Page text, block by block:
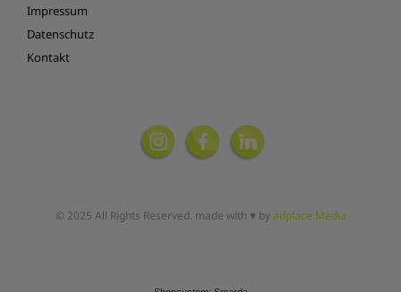
Impressum
Datenschutz
Kontakt
© 2025 All Rights Reserved. made with ♥ byadplace Media